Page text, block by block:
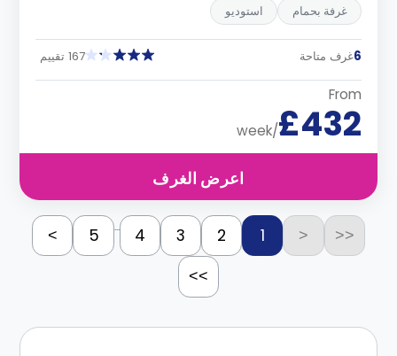
غرفة بحمام استوديو
6غرف متاحة 167 تقييم
From
£432
/week
اعرض الغرف
<<
<
1
2
3
4
...
5
>
>>